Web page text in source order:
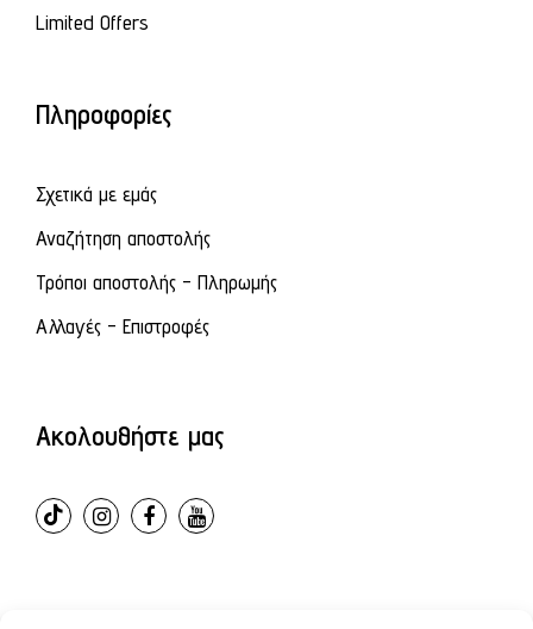
Limited Offers
Πληροφορίες
Σχετικά με εμάς
Αναζήτηση αποστολής
Τρόποι αποστολής - Πληρωμής
Αλλαγές - Επιστροφές
Ακολουθήστε μας